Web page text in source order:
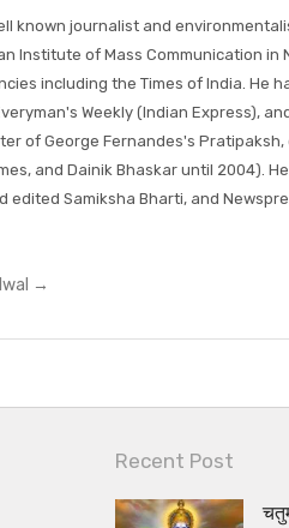
known journalist and
Institute of Mass Communication in
including the Times of India. He
Weekly (Indian Express),
of George Fernandes's
and Dainik Bhaskar until 2004).
Samiksha Bharti, and
→
Recent Post